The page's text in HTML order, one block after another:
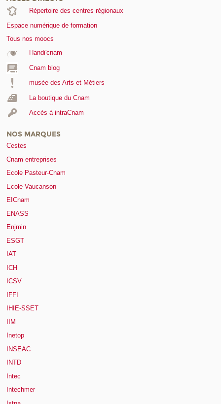
Répertoire des centres régionaux
Espace numérique de formation
Tous nos moocs
Handi'cnam
Cnam blog
musée des Arts et Métiers
La boutique du Cnam
Accès à intraCnam
NOS MARQUES
Cestes
Cnam entreprises
Ecole Pasteur-Cnam
Ecole Vaucanson
EICnam
ENASS
Enjmin
ESGT
IAT
ICH
ICSV
IFFI
IHIE-SSET
IIM
Inetop
INSEAC
INTD
Intec
Intechmer